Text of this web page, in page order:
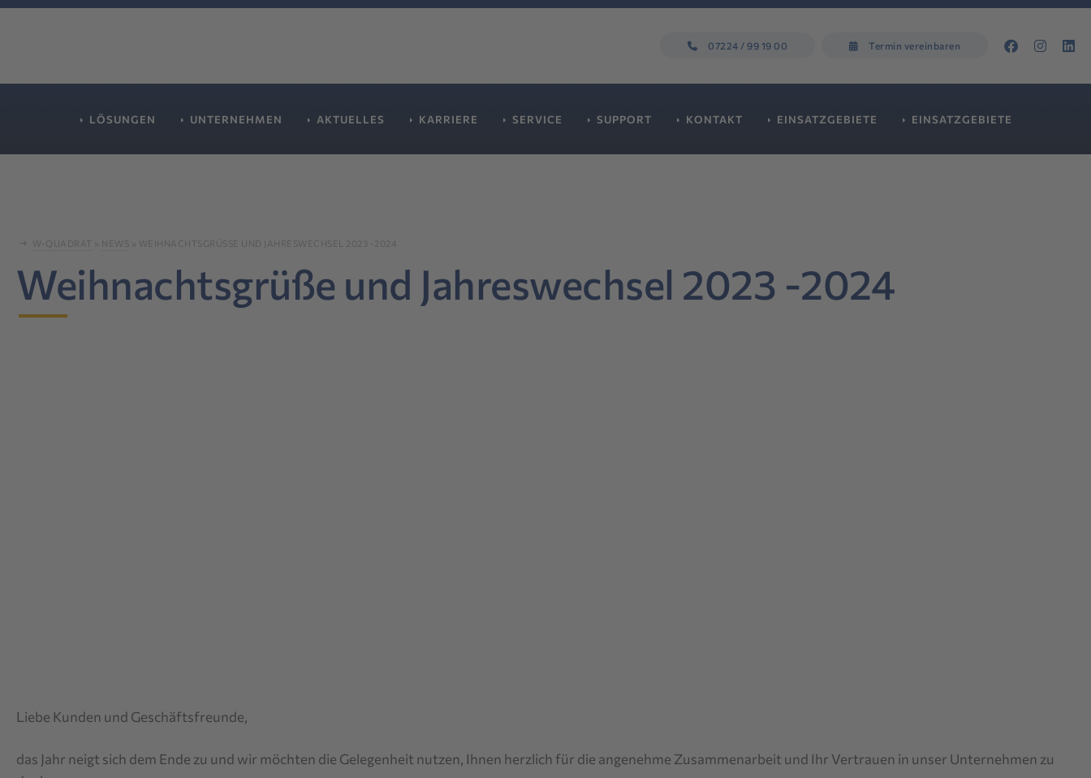
07224 / 99 19 00 Termin vereinbaren
LÖSUNGEN UNTERNEHMEN AKTUELLES KARRIERE SERVICE SUPPORT KONTAKT EINSATZGEBIETE EINSATZGEBIETE
W-QUADRAT NEWS WEIHNACHTSGRÜSSE UND JAHRESWECHSEL 2023 -2024
Weihnachtsgrüße und Jahreswechsel 2023 -2024
Liebe Kunden und Geschäftsfreunde,
das Jahr neigt sich dem Ende zu und wir möchten die Gelegenheit nutzen, Ihnen herzlich für die angenehme Zusammenarbeit und Ihr Vertrauen in unser Unternehmen zu